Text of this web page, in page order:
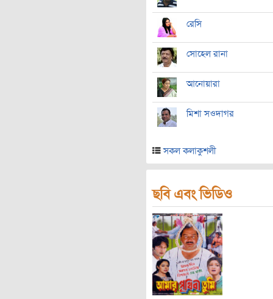
রেসি
সোহেল রানা
আনোয়ারা
মিশা সওদাগর
সকল কলাকুশলী
ছবি এবং ভিডিও